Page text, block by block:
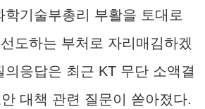
기술부총리 부활을 토대로
도하는 부처로 자리매김하겠
응답은 최근 KT 무단 소액결
대책 관련 질문이 쏟아졌다.